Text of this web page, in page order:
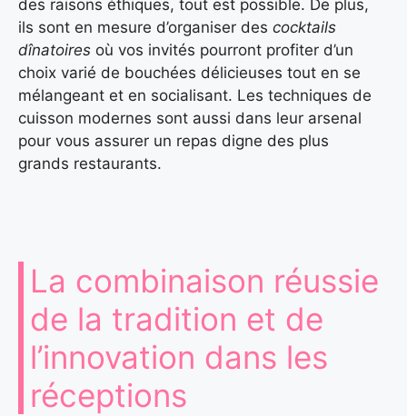
des raisons éthiques, tout est possible. De plus,
ils sont en mesure d’organiser des cocktails
dînatoires où vos invités pourront profiter d’un
choix varié de bouchées délicieuses tout en se
mélangeant et en socialisant. Les techniques de
cuisson modernes sont aussi dans leur arsenal
pour vous assurer un repas digne des plus
grands restaurants.
La combinaison réussie
de la tradition et de
l’innovation dans les
réceptions